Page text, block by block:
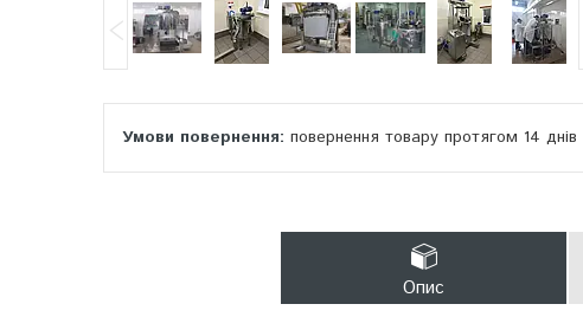
повернення товару протягом 14 днів
Опис